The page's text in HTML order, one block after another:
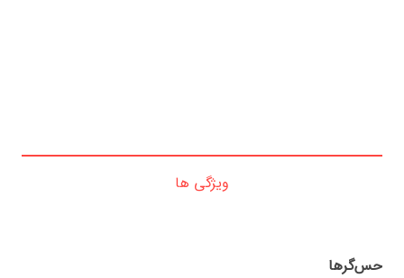
ویژگی ها
حس‌گرها